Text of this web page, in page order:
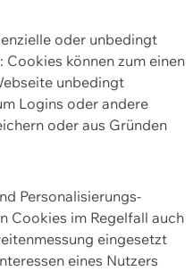
oder unbedingt
können zum einen
unbedingt
Logins oder andere
oder aus Gründen
Personalisierungs-
Cookies im Regelfall auch
eingesetzt
eines Nutzers